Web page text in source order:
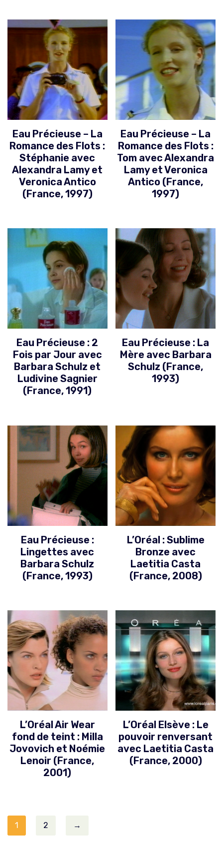
Eau Précieuse – La
Romance des Flots :
Stéphanie avec
Alexandra Lamy et
Veronica Antico
(France, 1997)
Eau Précieuse – La
Romance des Flots :
Tom avec Alexandra
Lamy et Veronica
Antico (France,
1997)
Eau Précieuse : 2
Fois par Jour avec
Barbara Schulz et
Ludivine Sagnier
(France, 1991)
Eau Précieuse : La
Mère avec Barbara
Schulz (France,
1993)
Eau Précieuse :
Lingettes avec
Barbara Schulz
(France, 1993)
L’Oréal : Sublime
Bronze avec
Laetitia Casta
(France, 2008)
L’Oréal Air Wear
fond de teint : Milla
Jovovich et Noémie
Lenoir (France,
2001)
L’Oréal Elsève : Le
pouvoir renversant
avec Laetitia Casta
(France, 2000)
1 2 →